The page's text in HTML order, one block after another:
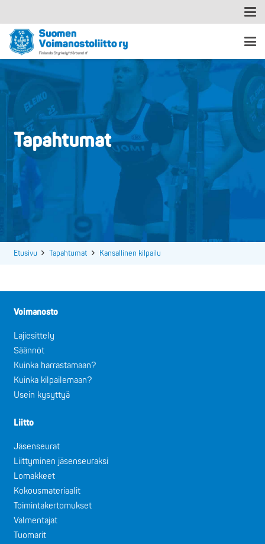
Tapahtumat
Etusivu Tapahtumat Kansallinen kilpailu
Voimanosto
Lajiesittely
Säännöt
Kuinka harrastamaan?
Kuinka kilpailemaan?
Usein kysyttyä
Liitto
Jäsenseurat
Liittyminen jäsenseuraksi
Lomakkeet
Kokousmateriaalit
Toimintakertomukset
Valmentajat
Tuomarit